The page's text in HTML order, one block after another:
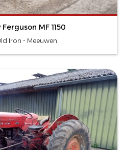
MF 1150
Iron - Meeuwen